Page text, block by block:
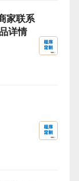
家联系
详情